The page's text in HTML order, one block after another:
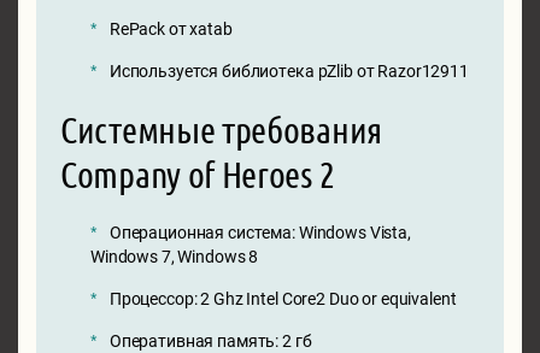
RePack от xatab
Используется библиотека pZlib от Razor12911
Системные требования
Company of Heroes 2
Операционная система: Windows Vista,
Windows 7, Windows 8
Процессор: 2 Ghz Intel Core2 Duo or equivalent
Оперативная память: 2 гб